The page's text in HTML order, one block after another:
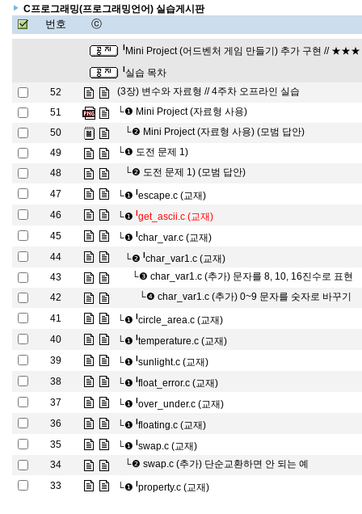
C프로그래밍(프로그래밍언어) 실습게시판
번호 ⓒ
l Mini Project (어드벤처 게임 만들기) 추가 구현 // ★★★
l실습 목차
52
(3장) 변수와 자료형 // 4주차 오프라인 실습
51
└❶ Mini Project (자료형 사용)
50
└❷ Mini Project (자료형 사용) (모범 답안)
49
└❶ 도전 문제 1)
48
└❷ 도전 문제 1) (모범 답안)
47
└❶ lescape.c (교재)
46
└❶ lget_ascii.c (교재)
45
└❶ lchar_var.c (교재)
44
└❷ lchar_var1.c (교재)
43
└❸ char_var1.c (추가) 문자를 8, 10, 16진수로 표현
42
└❹ char_var1.c (추가) 0~9 문자를 숫자로 바꾸기
41
└❶ lcircle_area.c (교재)
40
└❶ ltemperature.c (교재)
39
└❶ lsunlight.c (교재)
38
└❶ lfloat_error.c (교재)
37
└❶ lover_under.c (교재)
36
└❶ lfloating.c (교재)
35
└❶ lswap.c (교재)
34
└❷ swap.c (추가) 단순교환하면 안 되는 예
33
└❶ lproperty.c (교재)